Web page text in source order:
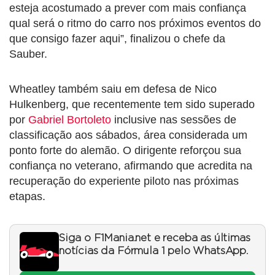
esteja acostumado a prever com mais confiança
qual será o ritmo do carro nos próximos eventos do
que consigo fazer aqui”, finalizou o chefe da
Sauber.
Wheatley também saiu em defesa de Nico
Hulkenberg, que recentemente tem sido superado
por Gabriel Bortoleto inclusive nas sessões de
classificação aos sábados, área considerada um
ponto forte do alemão. O dirigente reforçou sua
confiança no veterano, afirmando que acredita na
recuperação do experiente piloto nas próximas
etapas.
Siga o F1Mania.net e receba as últimas
notícias da Fórmula 1 pelo WhatsApp.